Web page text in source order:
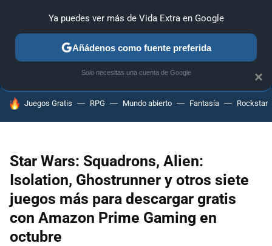
ANÁLISIS GUÍAS Y TRUCOS PC SONY NINTENDO
HOY SE HABLA DE
Juegos Gratis RPG Mundo abierto Fantasía Rockstar
Star Wars: Squadrons, Alien:
Isolation, Ghostrunner y otros siete
juegos más para descargar gratis
con Amazon Prime Gaming en
octubre
×
Ya puedes ver más de Vida Extra en Google
Añádenos como fuente preferida
Solo necesitas una cuenta de Google